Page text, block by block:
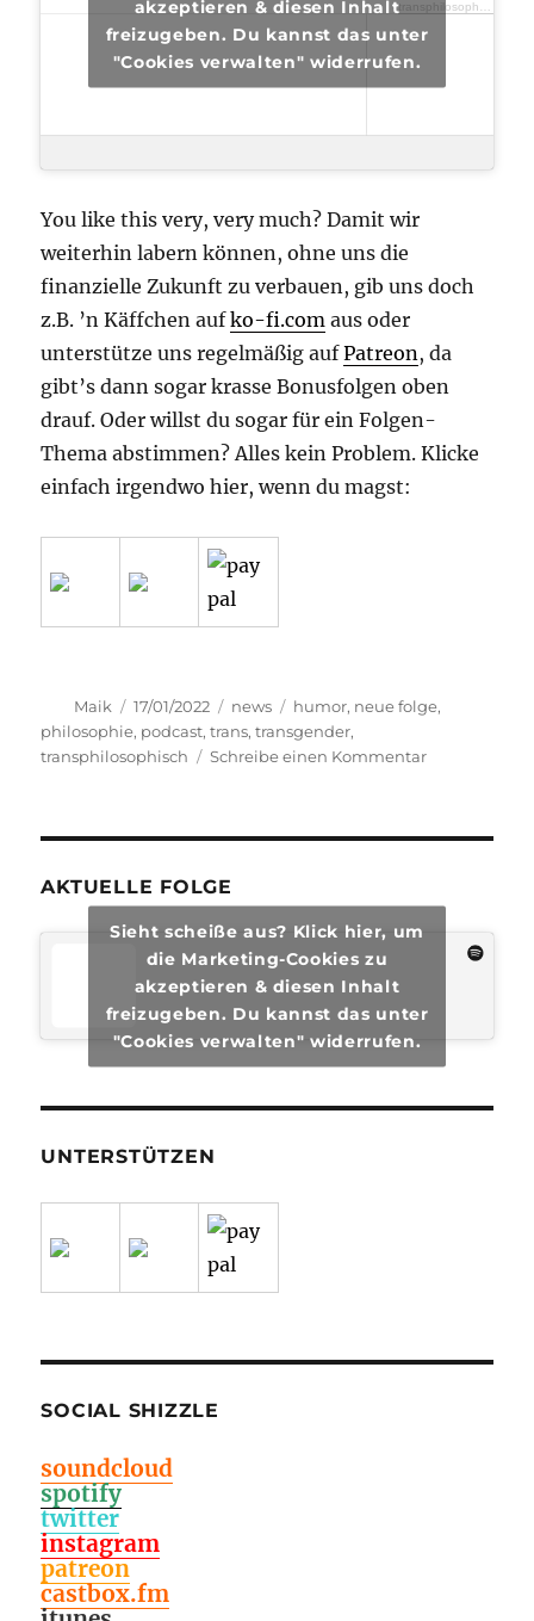
transphilosophisch
akzeptieren & diesen Inhalt
freizugeben. Du kannst das unter
"Cookies verwalten" widerrufen.
You like this very, very much? Damit wir
weiterhin labern können, ohne uns die
finanzielle Zukunft zu verbauen, gib uns doch
z.B. ’n Käffchen aufko-fi.com aus oder
unterstütze uns regelmäßig aufPatreon, da
gibt’s dann sogar krasse Bonusfolgen oben
drauf. Oder willst du sogar für ein Folgen-
Thema abstimmen? Alles kein Problem. Klicke
einfach irgendwo hier, wenn du magst:
Autor
Maik
Veröffentlicht
am
17/01/2022 Kategorien
news Schlagwörter
humor, neue folge,
philosophie, podcast,trans,transgender,
transphilosophisch
Schreibe einen Kommentarzu
AKTUELLE FOLGE
Sieht scheiße aus? Klick hier, um
die Marketing-Cookies zu
akzeptieren & diesen Inhalt
freizugeben. Du kannst das unter
"Cookies verwalten" widerrufen.
UNTERSTÜTZEN
SOCIAL SHIZZLE
soundcloud
spotify
twitter
instagram
patreon
castbox.fm